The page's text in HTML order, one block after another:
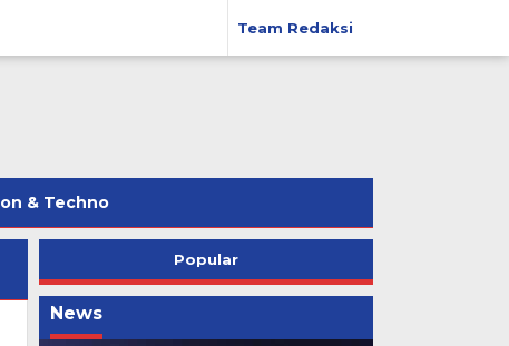
Team Redaksi
& Techno
Popular
News